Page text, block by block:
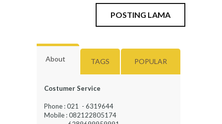
POSTING LAMA
About TAGS POPULAR
Costumer Service
Phone : 021 - 6319644
Mobile : 082122805174